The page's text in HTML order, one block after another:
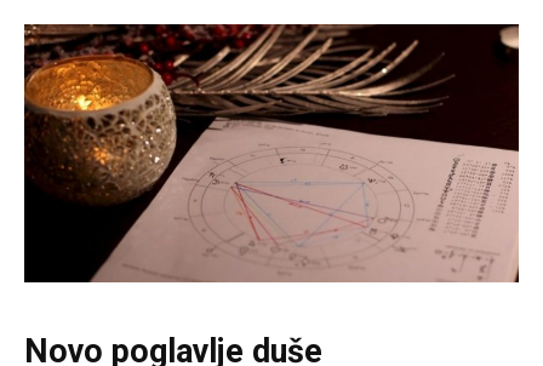
Novo poglavlje duše